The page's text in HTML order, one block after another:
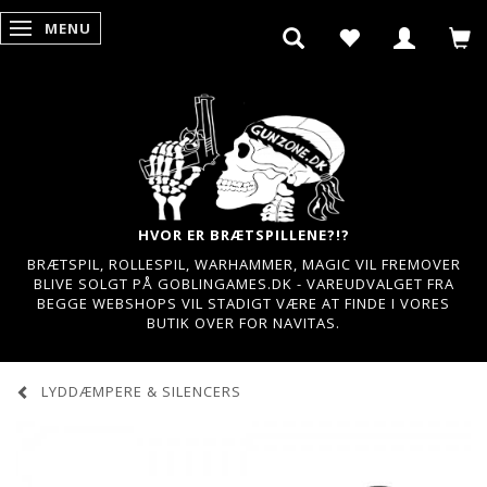
SKIFTE NAVIGATION
MENU
HVOR ER BRÆTSPILLENE?!?
BRÆTSPIL, ROLLESPIL, WARHAMMER, MAGIC VIL FREMOVER
BLIVE SOLGT PÅ GOBLINGAMES.DK - VAREUDVALGET FRA
BEGGE WEBSHOPS VIL STADIGT VÆRE AT FINDE I VORES
BUTIK OVER FOR NAVITAS.
LYDDÆMPERE & SILENCERS